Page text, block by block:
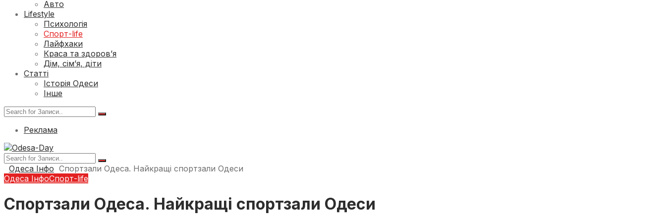
Авто
Lifestyle
Психологія
Спорт-life
Лайфхаки
Краса та здоров’я
Дім, сім’я, діти
Статті
Історія Одеси
Інше
Реклама
Одеса Інфо Спортзали Одеса. Найкращі спортзали Одеси
Одеса ІнфоСпорт-life
Спортзали Одеса. Найкращі спортзали Одеси